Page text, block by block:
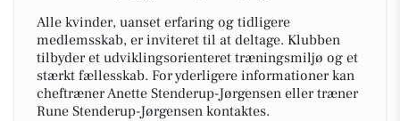
Alle kvinder, uanset erfaring og tidligere
medlemsskab, er inviteret til at deltage. Klubben
tilbyder et udviklingsorienteret træningsmiljø og et
stærkt fællesskab. For yderligere informationer kan
cheftræner Anette Stenderup-Jørgensen eller træner
Rune Stenderup-Jørgensen kontaktes.